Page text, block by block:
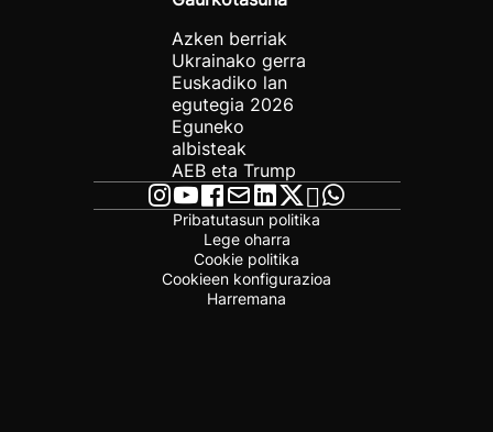
Azken berriak
Ukrainako gerra
Euskadiko lan
egutegia 2026
Eguneko
albisteak
AEB eta Trump
Pribatutasun politika
Lege oharra
Cookie politika
Cookieen konfigurazioa
Harremana